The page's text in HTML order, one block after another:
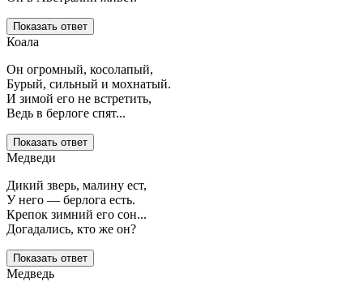
Показать ответ
Коала
Он огромный, косолапый,
Бурый, сильный и мохнатый.
И зимой его не встретить,
Ведь в берлоге спят...
Показать ответ
Медведи
Дикий зверь, малину ест,
У него — берлога есть.
Крепок зимний его сон...
Догадались, кто же он?
Показать ответ
Медведь